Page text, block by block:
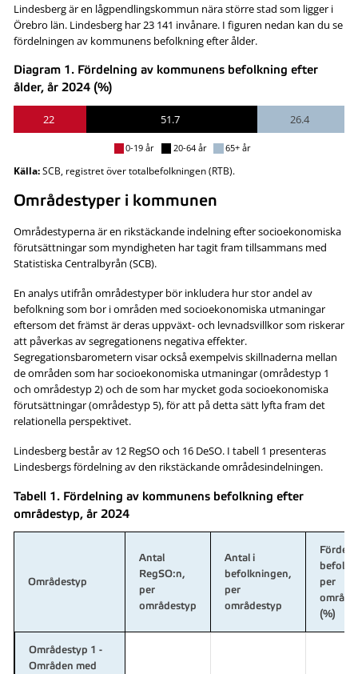
Lindesberg är en lågpendlingskommun nära större stad som ligger i
Örebro län. Lindesberg har 23 141 invånare. I figuren nedan kan du se
fördelningen av kommunens befolkning efter ålder.
Diagram 1. Fördelning av kommunens befolkning efter
ålder, år 2024 (%)
22 51.7 26.4
0-19 år 20-64 år 65+ år
Källa:SCB, registret över totalbefolkningen (RTB).
Områdestyper i kommunen
Områdestyperna är en rikstäckande indelning efter socioekonomiska
förutsättningar som myndigheten har tagit fram tillsammans med
Statistiska Centralbyrån (SCB).
En analys utifrån områdestyper bör inkludera hur stor andel av
befolkning som bor i områden med socioekonomiska utmaningar
eftersom det främst är deras uppväxt- och levnadsvillkor som riskerar
att påverkas av segregationens negativa effekter.
Segregationsbarometern visar också exempelvis skillnaderna mellan
de områden som har socioekonomiska utmaningar (områdestyp 1
och områdestyp 2) och de som har mycket goda socioekonomiska
förutsättningar (områdestyp 5), för att på detta sätt lyfta fram det
relationella perspektivet.
Lindesberg består av 12 RegSO och 16 DeSO. I tabell 1 presenteras
Lindesbergs fördelning av den rikstäckande områdesindelningen.
Tabell 1. Fördelning av kommunens befolkning efter
områdestyp, år 2024
Områdestyp
Antal
RegSO:n,
per
områdestyp
Antal i
befolkningen,
per
områdestyp
per
(%)
Områdestyp 1 -
Områden med